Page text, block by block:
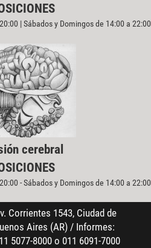
| Sábados y Domingos de 14:00 a 22:00
cerebral
- Sábados y Domingos de 14:00 a 22:00
Corrientes 1543, Ciudad de
Aires (AR) / Informes:
5077-8000 o 011 6091-7000